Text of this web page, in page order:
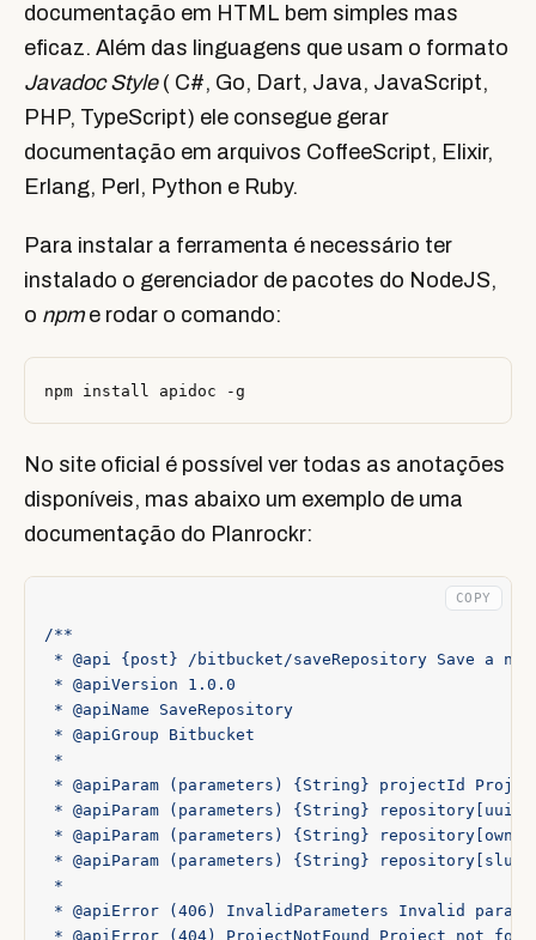
documentação em HTML bem simples mas
eficaz. Além das linguagens que usam o formato
Javadoc Style( C#, Go, Dart, Java, JavaScript,
PHP, TypeScript) ele consegue gerar
documentação em arquivos CoffeeScript, Elixir,
Erlang, Perl, Python e Ruby.
Para instalar a ferramenta é necessário ter
instalado o gerenciador de pacotes do NodeJS,
o npme rodar o comando:
No site oficial é possível ver todas as anotações
disponíveis, mas abaixo um exemplo de uma
documentação do Planrockr:
COPY